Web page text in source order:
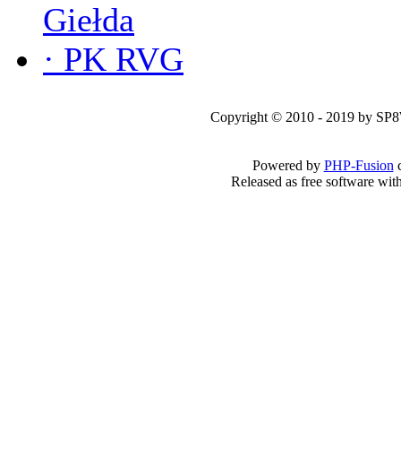
Giełda
· PK RVG
Copyright © 2010 - 2019 by
Powered by PHP-Fusion
Released as free software